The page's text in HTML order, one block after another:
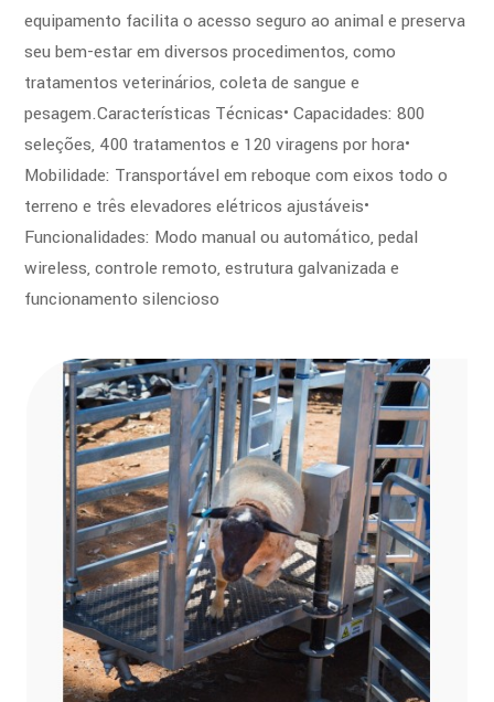
equipamento facilita o acesso seguro ao animal e preserva
seu bem-estar em diversos procedimentos, como
tratamentos veterinários, coleta de sangue e
pesagem.Características Técnicas• Capacidades: 800
seleções, 400 tratamentos e 120 viragens por hora•
Mobilidade: Transportável em reboque com eixos todo o
terreno e três elevadores elétricos ajustáveis•
Funcionalidades: Modo manual ou automático, pedal
wireless, controle remoto, estrutura galvanizada e
funcionamento silencioso